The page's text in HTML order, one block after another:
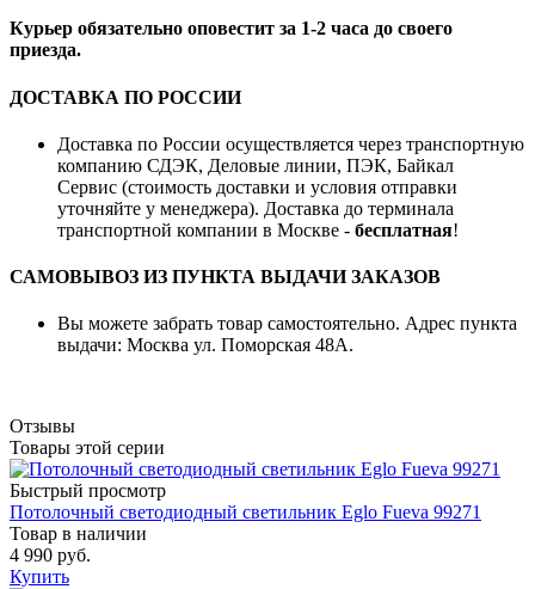
Курьер обязательно оповестит за 1-2 часа до своего
приезда.
ДОСТАВКА ПО РОССИИ
Доставка по России осуществляется через транспортную
компанию СДЭК, Деловые линии, ПЭК, Байкал
Сервис (стоимость доставки и условия отправки
уточняйте у менеджера). Доставка до терминала
транспортной компании в Москве - бесплатная!
САМОВЫВОЗ ИЗ ПУНКТА ВЫДАЧИ ЗАКАЗОВ
Вы можете забрать товар самостоятельно. Адрес пункта
выдачи: Москва ул. Поморская 48А.
Отзывы
Товары этой серии
Быстрый просмотр
Потолочный светодиодный светильник Eglo Fueva 99271
Товар в наличии
4 990 руб.
Купить